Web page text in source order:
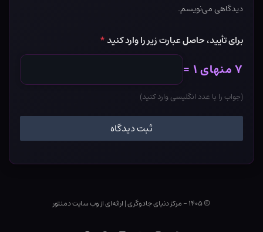
دیدگاهی می‌نویسم.
برای تأیید، حاصل عبارت زیر را وارد کنید*
۷ منهای ۱ =
(جواب را با عدد انگلیسی وارد کنید)
© ۱۴۰۵ - مرکز دنیای جادوگری |ارائه‌ای از وب ‌سایت دمنتور